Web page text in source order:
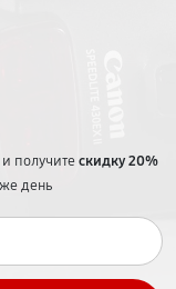
получитескидку 20%
день